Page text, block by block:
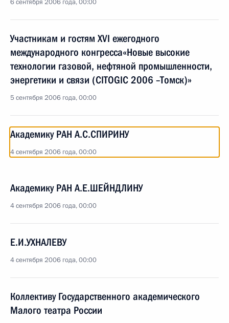
6 сентября 2006 года, 00:00
Участникам и гостям XVI ежегодного
международного конгресса«Новые высокие
технологии газовой, нефтяной промышленности,
энергетики и связи (CITOGIC 2006 –Томск)»
5 сентября 2006 года, 00:00
Академику РАН А.С.СПИРИНУ
4 сентября 2006 года, 00:00
Академику РАН А.Е.ШЕЙНДЛИНУ
4 сентября 2006 года, 00:00
Е.И.УХНАЛЕВУ
4 сентября 2006 года, 00:00
Коллективу Государственного академического
Малого театра России